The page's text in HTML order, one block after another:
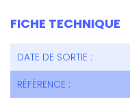
FICHE TECHNIQUE
DATE DE SORTIE :
RÉFÉRENCE :